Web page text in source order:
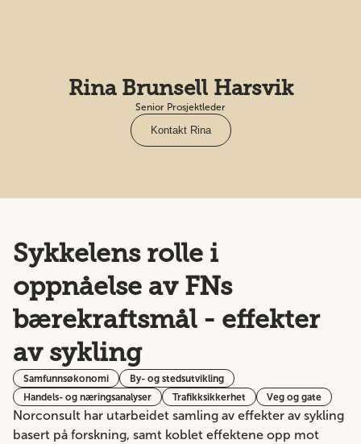
Rina Brunsell Harsvik
Senior Prosjektleder
Kontakt Rina
Sykkelens rolle i
oppnåelse av FNs
bærekraftsmål - effekter
av sykling
Samfunnsøkonomi
By- og stedsutvikling
Handels- og næringsanalyser
Trafikksikkerhet Veg og gate
Norconsult har utarbeidet samling av effekter av sykling
basert på forskning, samt koblet effektene opp mot